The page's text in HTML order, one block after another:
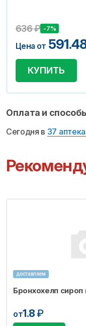
636₽ -7%
Цена от
КУПИТЬ
Оплата и
Сегодня в 37
доставляем
Бронхохелп
от1.8₽